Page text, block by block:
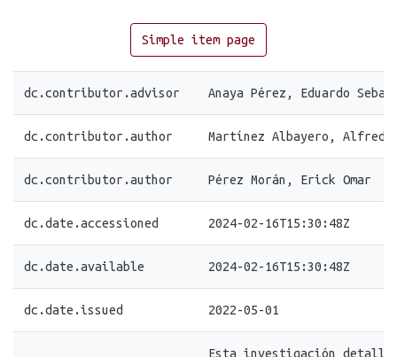
Simple item page
dc.contributor.advisor Anaya Pérez, Eduardo
dc.contributor.author Martínez Albayero, Alfredo
dc.contributor.author Pérez Morán, Erick Omar
dc.date.accessioned 2024-02-16T15:30:48Z
dc.date.available 2024-02-16T15:30:48Z
dc.date.issued 2022-05-01
Esta investigación